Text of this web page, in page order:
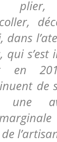
plier,
dans
qui s’est
en
de
une